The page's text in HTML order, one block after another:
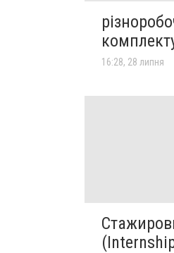
16:28, 28 липня